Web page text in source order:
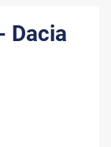
Dacia